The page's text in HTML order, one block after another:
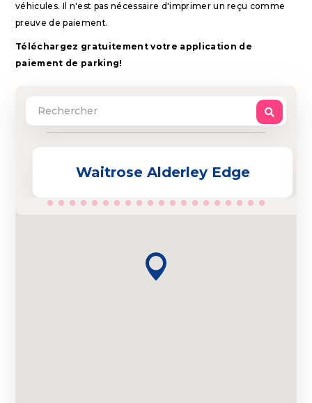
véhicules. Il n'est pas nécessaire d'imprimer un reçu comme
preuve de paiement.
Téléchargez gratuitement votre application de
paiement de parking!
Waitrose Alderley Edge